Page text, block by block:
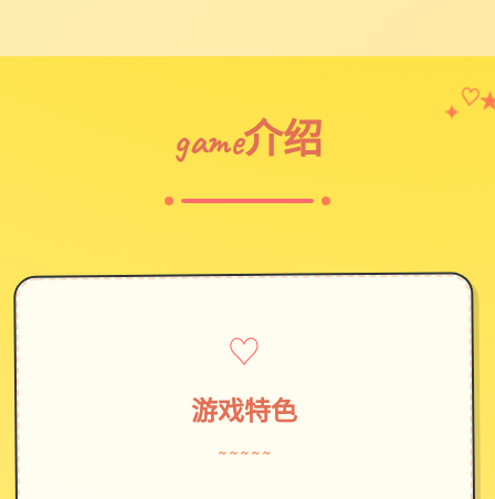
game介绍
✦ ♡
♡
游戏特色
~~~~~